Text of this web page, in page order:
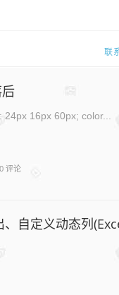
联
.ai-post { margin: 0 auto; padding: 24px 16px 60px; color...
0 评论
自定义动态列